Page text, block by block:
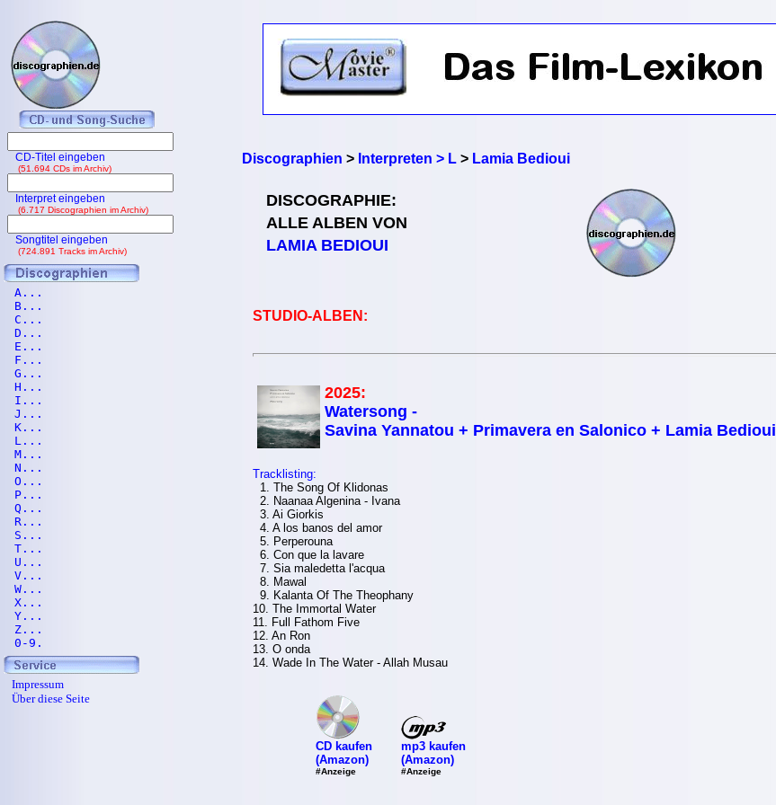
Discographien > Interpreten > L> Lamia Bedioui
DISCOGRAPHIE:
ALLE ALBEN VON
LAMIA BEDIOUI
STUDIO-ALBEN:
2025:
Watersong -
Savina Yannatou + Primavera en Salonico + Lamia Bedioui
Tracklisting:
1. The Song Of Klidonas
2. Naanaa Algenina - Ivana
3. Ai Giorkis
4. A los banos del amor
5. Perperouna
6. Con que la lavare
7. Sia maledetta l'acqua
8. Mawal
9. Kalanta Of The Theophany
10. The Immortal Water
11. Full Fathom Five
12. An Ron
13. O onda
14. Wade In The Water - Allah Musau
CD kaufen
(Amazon)
#Anzeige
mp3 kaufen
(Amazon)
#Anzeige
CD-Titel eingeben
(51.694 CDs im Archiv)
Interpret eingeben
(6.717 Discographien im Archiv)
Songtitel eingeben
(724.891 Tracks im Archiv)
A...
B...
C...
D...
E...
F...
G...
H...
I...
J...
K...
L...
M...
N...
O...
P...
Q...
R...
S...
T...
U...
V...
W...
X...
Y...
Z...
0-9.
Impressum
Über diese Seite